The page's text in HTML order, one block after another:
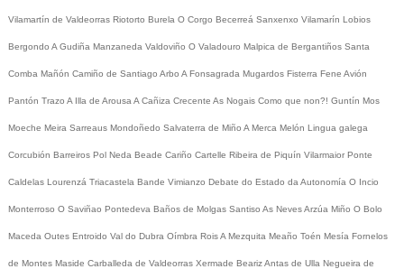
Vilamartín de Valdeorras Riotorto Burela O Corgo Becerreá Sanxenxo Vilamarín Lobios
Bergondo A Gudiña Manzaneda Valdoviño O Valadouro Malpica de Bergantiños Santa
Comba Mañón Camiño de Santiago Arbo A Fonsagrada Mugardos Fisterra Fene Avión
Pantón Trazo A Illa de Arousa A Cañiza Crecente As Nogais Como que non?! Guntín Mos
Moeche Meira Sarreaus Mondoñedo Salvaterra de Miño A Merca Melón Lingua galega
Corcubión Barreiros Pol Neda Beade Cariño Cartelle Ribeira de Piquín Vilarmaior Ponte
Caldelas Lourenzá Triacastela Bande Vimianzo Debate do Estado da Autonomía O Incio
Monterroso O Saviñao Pontedeva Baños de Molgas Santiso As NevesArzúa Miño O Bolo
Maceda Outes Entroido Val do Dubra Oímbra RoisA Mezquita Meaño Toén Mesía Fornelos
de Montes Maside Carballeda de Valdeorras Xermade BearizAntas de Ulla Negueira de